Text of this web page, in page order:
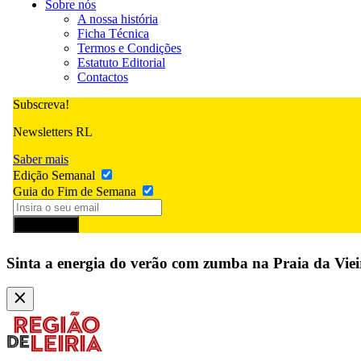
Sobre nós
A nossa história
Ficha Técnica
Termos e Condições
Estatuto Editorial
Contactos
Subscreva!
Newsletters RL
Saber mais
Edição Semanal
Guia do Fim de Semana
Sinta a energia do verão com zumba na Praia da